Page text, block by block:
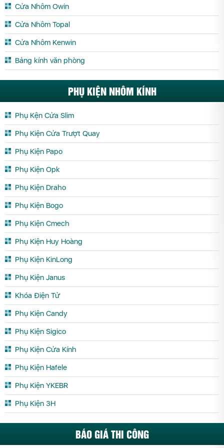
Cửa Nhôm Maxpro.JP Tiền Giang
Cửa Nhôm Maxpro.JP Tuyên Quang
Cửa Nhôm Maxpro.JP Vĩnh Phúc
Cửa Nhôm Owin
Cửa Nhôm Topal
Cửa Nhôm Kenwin
Bảng kính văn phòng
PHỤ KIỆN NHÔM KÍNH
Phụ Kện Cửa Slim
Phụ Kiện Cửa Trượt Quay
Phụ Kiện Papo
Phụ Kiện Opk
Phụ Kiện Draho
Phụ Kiện Bogo
Phụ Kiện Cmech
Phụ Kiện Huy Hoàng
Phụ Kiện KinLong
Phụ Kiện Janus
Khóa Điện Tử
Phụ Kiện Candy
Phụ Kiện Sigico
Phụ Kiện Cửa Kính
Phụ Kiện Hafele
Phụ Kiện YKEBR
Phụ Kiện 3H
BÁO GIÁ THI CÔNG